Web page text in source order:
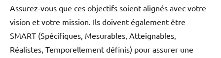
Assurez-vous que ces objectifs soient alignés avec votre
vision et votre mission. Ils doivent également être
SMART (Spécifiques, Mesurables, Atteignables,
Réalistes, Temporellement définis) pour assurer une